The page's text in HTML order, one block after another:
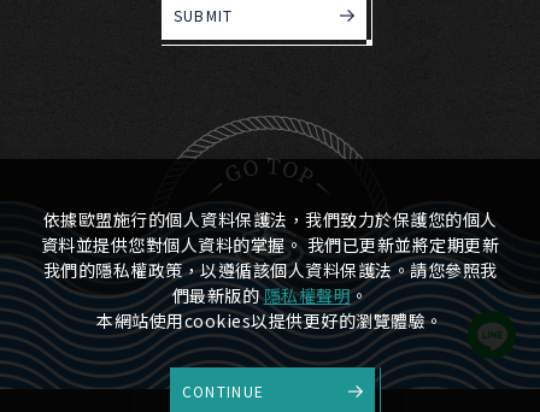
SUBMIT
依據歐盟施行的個人資料保護法，我們致力於保護您的個人
資料並提供您對個人資料的掌握。 我們已更新並將定期更新
我們的隱私權政策，以遵循該個人資料保護法。請您參照我
們最新版的隱私權聲明。
本網站使用cookies以提供更好的瀏覽體驗。
CONTINUE